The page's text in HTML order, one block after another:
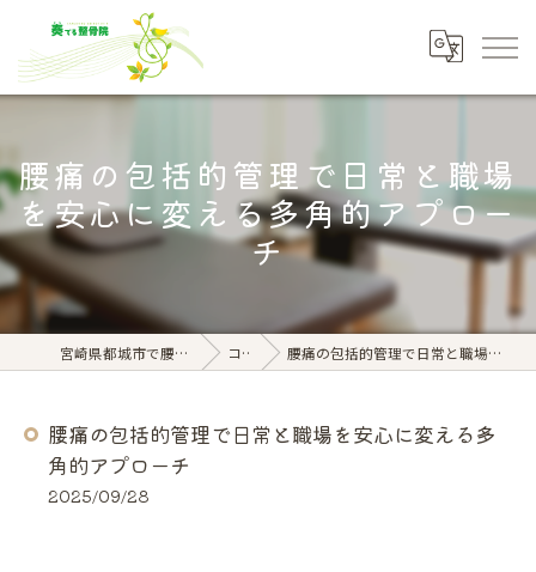
腰痛の包括的管理で日常と職場
を安心に変える多角的アプロー
チ
宮崎県都城市で腰痛なら奏でる整骨院 コラム 腰痛の包括的管理で日常と職場を安心に変える多角的アプローチ
腰痛の包括的管理で日常と職場を安心に変える多
角的アプローチ
2025/09/28